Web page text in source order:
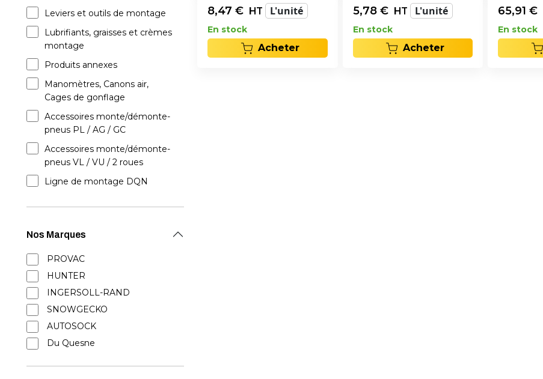
Leviers et outils de montage
Lubrifiants, graisses et crèmes
montage
Produits annexes
Manomètres, Canons air,
Cages de gonflage
Accessoires monte/démonte-
pneus PL / AG / GC
Accessoires monte/démonte-
pneus VL / VU / 2 roues
Ligne de montage DQN
Nos Marques
PROVAC
HUNTER
INGERSOLL-RAND
SNOWGECKO
AUTOSOCK
Du Quesne
8,47 € HT L'unité
En stock
Acheter
5,78€ HT L'unité
En stock
Acheter
65,91 €
En stock